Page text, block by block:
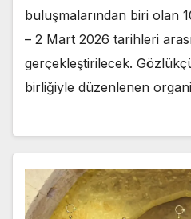
buluşmalarından biri olan
– 2 Mart 2026 tarihleri
gerçekleştirilecek.
birliğiyle düzenlenen